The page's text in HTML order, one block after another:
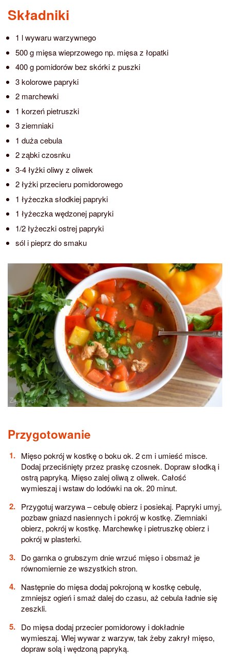
Składniki
1 l wywaru warzywnego
500 g mięsa wieprzowego np. mięsa z łopatki
400 g pomidorów bez skórki z puszki
3 kolorowe papryki
2 marchewki
1 korzeń pietruszki
3 ziemniaki
1 duża cebula
2 ząbki czosnku
3-4 łyżki oliwy z oliwek
2 łyżki przecieru pomidorowego
1 łyżeczka słodkiej papryki
1 łyżeczka wędzonej papryki
1/2 łyżeczki ostrej papryki
sól i pieprz do smaku
Przygotowanie
Mięso pokrój w kostkę o boku ok. 2 cm i umieść misce.
Dodaj przeciśnięty przez praskę czosnek. Dopraw słodką i
ostrą papryką. Mięso zalej oliwą z oliwek. Całość
wymieszaj i wstaw do lodówki na ok. 20 minut.
Przygotuj warzywa – cebulę obierz i posiekaj. Papryki umyj,
pozbaw gniazd nasiennych i pokrój w kostkę. Ziemniaki
obierz, pokrój w kostkę. Marchewkę i pietruszkę obierz i
pokrój w plasterki.
Do garnka o grubszym dnie wrzuć mięso i obsmaż je
równomiernie ze wszystkich stron.
Następnie do mięsa dodaj pokrojoną w kostkę cebulę,
zmniejsz ogień i smaż dalej do czasu, aż cebula ładnie się
zeszkli.
Do mięsa dodaj przecier pomidorowy i dokładnie
wymieszaj. Wlej wywar z warzyw, tak żeby zakrył mięso,
dopraw solą i wędzoną papryką.